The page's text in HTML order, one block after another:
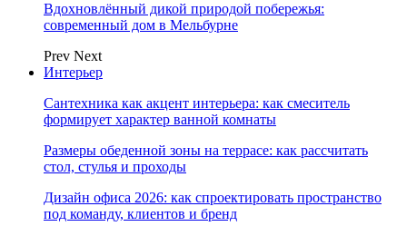
Вдохновлённый дикой природой побережья:
современный дом в Мельбурне
Prev Next
Интерьер
Сантехника как акцент интерьера: как смеситель
формирует характер ванной комнаты
Размеры обеденной зоны на террасе: как рассчитать
стол, стулья и проходы
Дизайн офиса 2026: как спроектировать пространство
под команду, клиентов и бренд